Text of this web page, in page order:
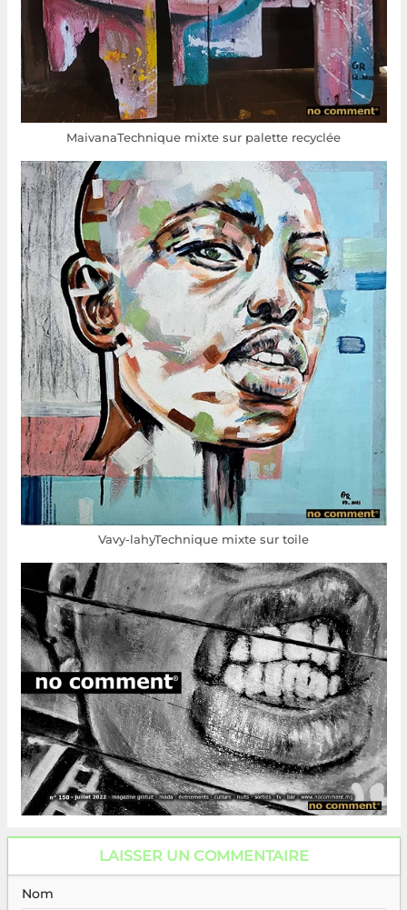
MaivanaTechnique mixte sur palette recyclée
Vavy-lahyTechnique mixte sur toile
LAISSER UN COMMENTAIRE
Nom